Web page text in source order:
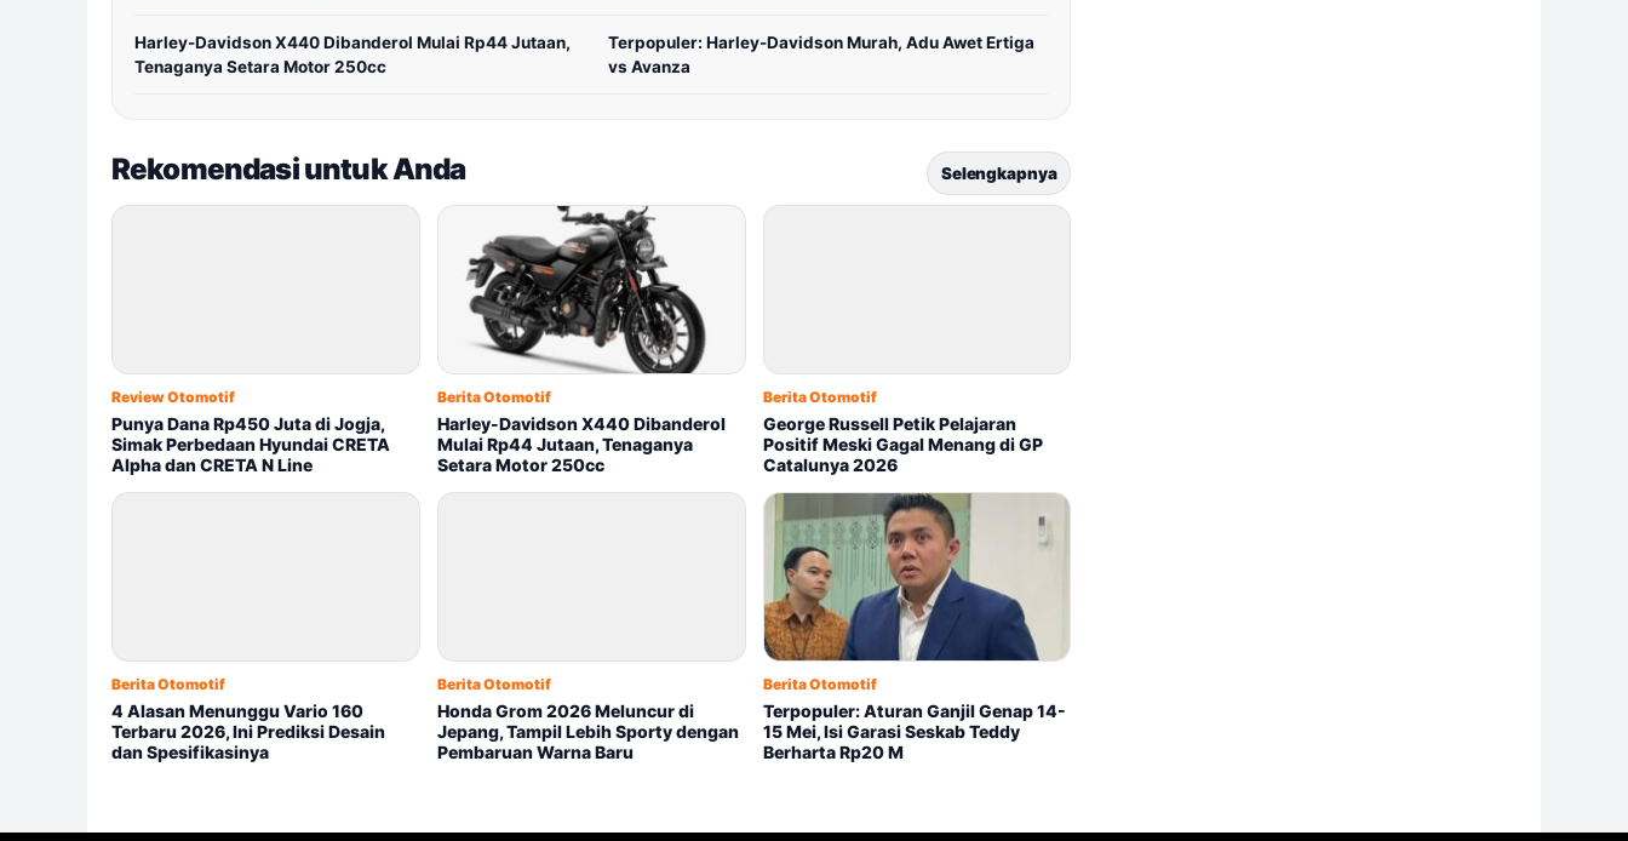
Harley-Davidson X440 Dibanderol Mulai Rp44 Jutaan,
Tenaganya Setara Motor 250cc
Terpopuler: Harley-Davidson Murah, Adu Awet Ertiga
vs Avanza
Rekomendasi untuk Anda Selengkapnya
Review Otomotif
Punya Dana Rp450 Juta di Jogja,
Simak Perbedaan Hyundai CRETA
Alpha dan CRETA N Line
Berita Otomotif
Harley-Davidson X440 Dibanderol
Mulai Rp44 Jutaan, Tenaganya
Setara Motor 250cc
Berita Otomotif
George Russell Petik Pelajaran
Positif Meski Gagal Menang di GP
Catalunya 2026
Berita Otomotif
4 Alasan Menunggu Vario 160
Terbaru 2026, Ini Prediksi Desain
dan Spesifikasinya
Berita Otomotif
Honda Grom 2026 Meluncur di
Jepang, Tampil Lebih Sporty dengan
Pembaruan Warna Baru
Berita Otomotif
Terpopuler: Aturan Ganjil Genap 14-
15 Mei, Isi Garasi Seskab Teddy
Berharta Rp20 M